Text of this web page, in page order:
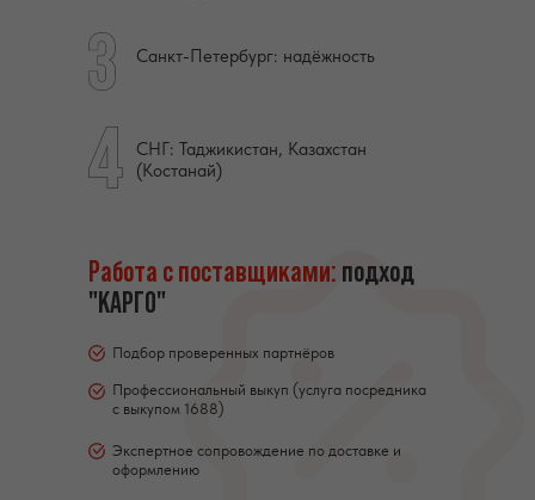
СНГ: Таджикистан, Казахстан
(Костанай)
Санкт-Петербург: надёжность
Работа с поставщиками: подход
"КАРГО"
Подбор проверенных партнёров
Профессиональный выкуп (услуга посредника
с выкупом 1688)
Экспертное сопровождение по доставке и
оформлению